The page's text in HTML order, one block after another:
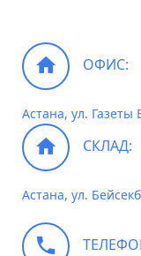
ОФИС:
Астана, ул.
СКЛАД:
Астана, ул.